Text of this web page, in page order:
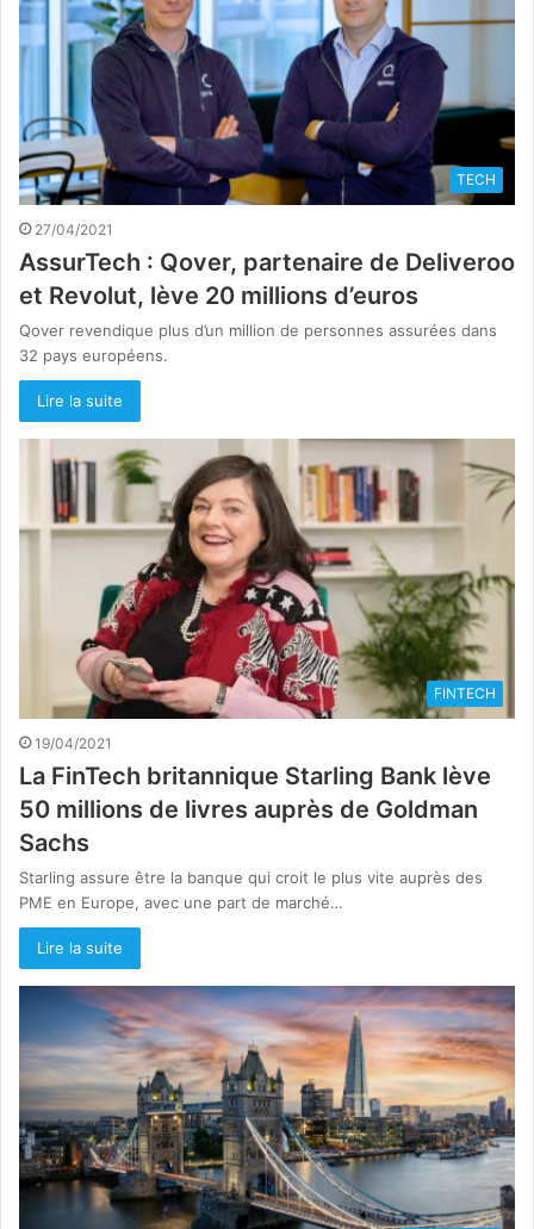
TECH
27/04/2021
AssurTech : Qover, partenaire de Deliveroo
et Revolut, lève 20 millions d’euros
Qover revendique plus d’un million de personnes assurées dans
32 pays européens.
Lire la suite
FINTECH
19/04/2021
La FinTech britannique Starling Bank lève
50 millions de livres auprès de Goldman
Sachs
Starling assure être la banque qui croit le plus vite auprès des
PME en Europe, avec une part de marché…
Lire la suite